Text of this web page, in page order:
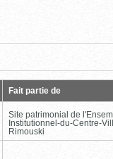
Fait partie de
Site patrimonial de
Institutionnel-du-Centre-
Rimouski